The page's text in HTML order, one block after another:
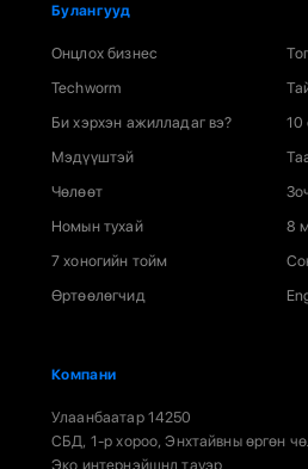
Булангууд
Онцлох бизнес
Techworm
Би хэрхэн ажилладаг вэ?
Мэдүүштэй
Чөлөөт
Номын тухай
7 хоногийн тойм
Өртөөлөгчид
10
8
Компани
Улаанбаатар 14250
СБД, 1-р хороо, Энхтайвны өргөн
Эко интернэйшнл тауэр